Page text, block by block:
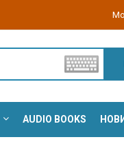
AUDIO BOOKS